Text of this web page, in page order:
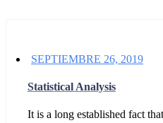
SEPTIEMBRE 26, 2019
Statistical Analysis
It is a long established fact